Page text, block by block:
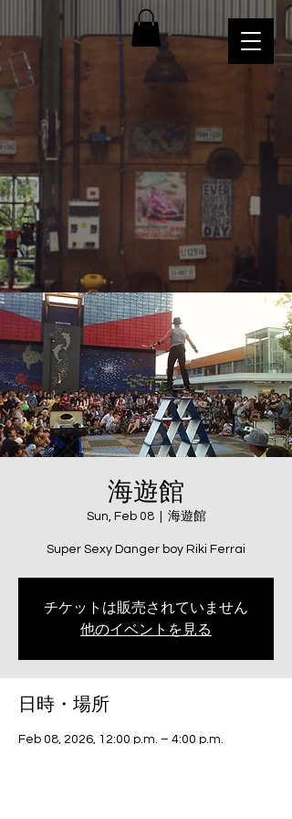
海遊館
Sun, Feb 08
  |
海遊館
Super Sexy Danger boy Riki Ferrai
チケットは販売されていません
他のイベントを見る
日時・場所
Feb 08, 2026, 12:00 p.m. – 4:00 p.m.